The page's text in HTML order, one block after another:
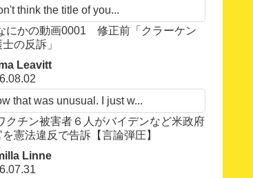
think the title of you...
にかの動画0001 修正前「クラーケン
の反訴」
Leavitt
that was unusual. I just w...
クチン被害者６人がバイデンなど米政府
憲法違反で告訴【言論弾圧】
Linne